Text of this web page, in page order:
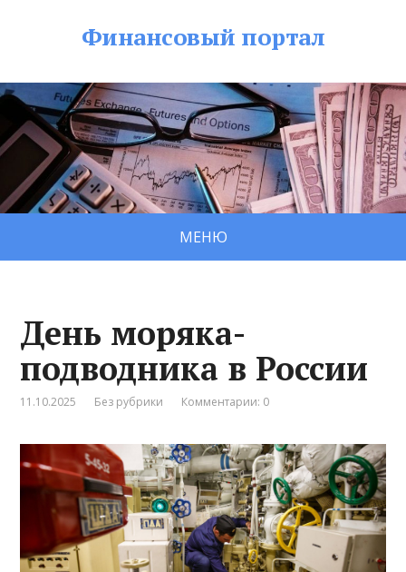
Финансовый портал
МЕНЮ
День моряка-
подводника в России
11.10.2025 Без рубрики Комментарии: 0